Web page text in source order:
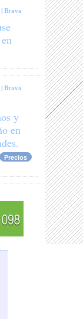
|Brava
|Brava
y
en
Precios